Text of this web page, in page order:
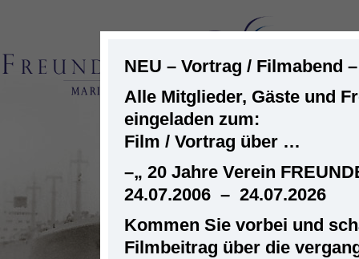
NEU – Vortrag / Filmabend
Alle Mitglieder, Gäste und
eingeladen zum:
Film / Vortrag über …
–„ 20 Jahre Verein
24.07.2006 – 24.07.2026
Kommen Sie vorbei und
Filmbeitrag über die